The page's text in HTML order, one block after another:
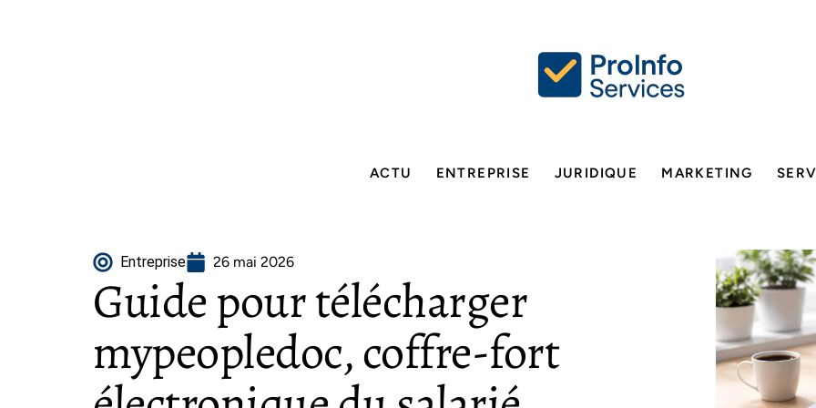
ACTU ENTREPRISE JURIDIQUE MARKETING
Entreprise 26 mai 2026
Guide pour télécharger
mypeopledoc, coffre-fort